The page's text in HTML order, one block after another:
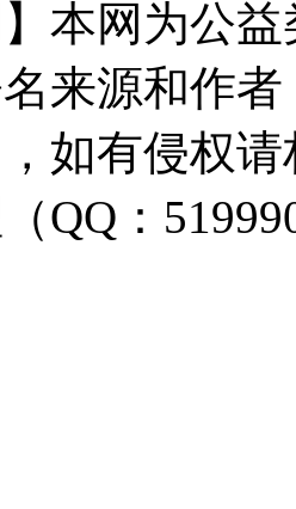
】本网为公
来源和作
如有侵权
QQ：